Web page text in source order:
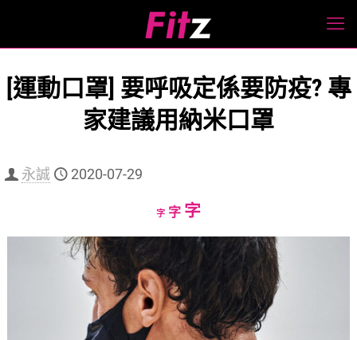
[運動口罩] 要呼吸定係要防疫? 專
家建議用納米口罩
永誠 2020-07-29
字Decrease
字Reset
size.
字Increase
size.